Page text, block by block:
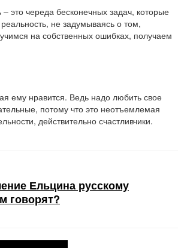
это череда бесконечных задач, которые
не задумываясь о том,
на собственных ошибках, получаем
ему нравится. Ведь надо любить свое
потому что это неотъемлемая
действительно счастливчики.
Ельцина русскому
говорят?